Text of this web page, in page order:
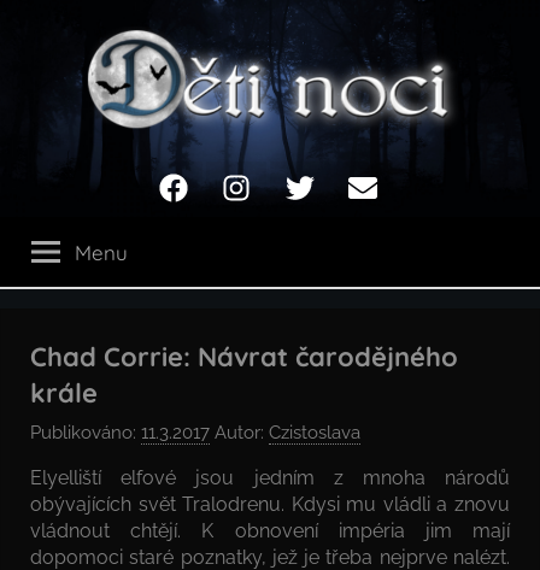
Děti
noci
FacebookInstagram
Twitter Email
Menu
Chad Corrie: Návrat čarodějného
krále
Publikováno: 11.3.2017 Autor: Czistoslava
Elyelliští elfové jsou jedním z mnoha národů
obývajících svět Tralodrenu. Kdysi mu vládli a znovu
vládnout chtějí. K obnovení impéria jim mají
dopomoci staré poznatky, jež je třeba nejprve nalézt.